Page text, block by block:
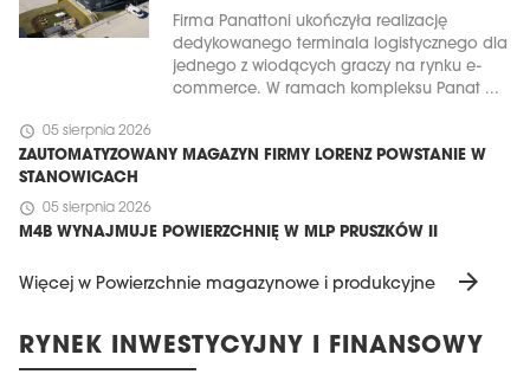
Firma Panattoni ukończyła realizację
dedykowanego terminala logistycznego dla
jednego z wiodących graczy na rynku e-
commerce. W ramach kompleksu Panat ...
schedule 05 sierpnia 2026
ZAUTOMATYZOWANY MAGAZYN FIRMY LORENZ POWSTANIE W
STANOWICACH
schedule 05 sierpnia 2026
M4B WYNAJMUJE POWIERZCHNIĘ W MLP PRUSZKÓW II
Więcej w Powierzchnie magazynowe i produkcyjne arrow_forward
RYNEK INWESTYCYJNY I FINANSOWY